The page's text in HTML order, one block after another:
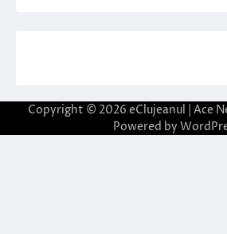
Copyright © 2026 eClujeanul | Ace
Powered by